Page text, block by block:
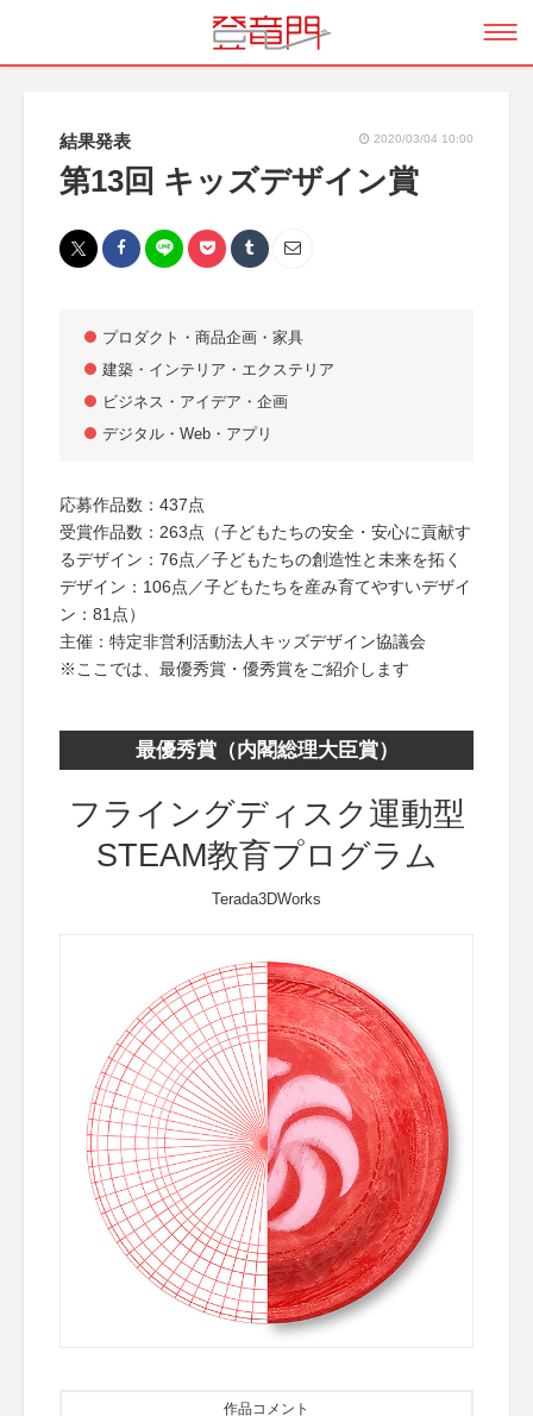
結果発表 2020/03/04 10:00
第13回 キッズデザイン賞
プロダクト・商品企画・家具
建築・インテリア・エクステリア
ビジネス・アイデア・企画
デジタル・Web・アプリ
応募作品数：437点
受賞作品数：263点（子どもたちの安全・安心に貢献す
るデザイン：76点／子どもたちの創造性と未来を拓く
デザイン：106点／子どもたちを産み育てやすいデザイ
ン：81点）
主催：特定非営利活動法人キッズデザイン協議会
※ここでは、最優秀賞・優秀賞をご紹介します
最優秀賞（内閣総理大臣賞）
フライングディスク運動型
STEAM教育プログラム
Terada3DWorks
作品コメント